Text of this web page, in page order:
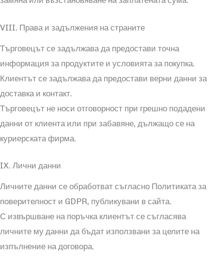
VIII. Права и задължения на страните
Търговецът се задължава да предостави точна
информация за продуктите и условията за покупка.
Клиентът се задължава да предостави верни данни за
доставка и контакт.
Търговецът не носи отговорност при грешно подадени
данни от клиента или при забавяне, дължащо се на
куриерската фирма.
IX. Лични данни
Личните данни се обработват съгласно Политиката за
поверителност и GDPR, публикувани в сайта.
С извършване на поръчка клиентът се съгласява
личните му данни да бъдат използвани за целите на
изпълнение на договора.